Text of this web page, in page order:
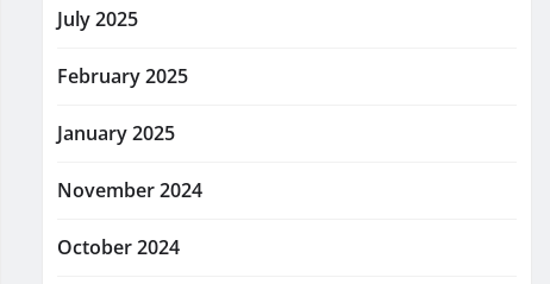
July 2025
February 2025
January 2025
November 2024
October 2024